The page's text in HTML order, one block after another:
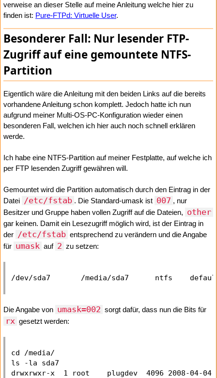
verweise an dieser Stelle auf meine Anleitung welche hier zu
finden ist: Pure-FTPd: Virtuelle User.
Besonderer Fall: Nur lesender FTP-
Zugriff auf eine gemountete NTFS-
Partition
Eigentlich wäre die Anleitung mit den beiden Links auf die bereits
vorhandene Anleitung schon komplett. Jedoch hatte ich nun
aufgrund meiner Multi-OS-PC-Konfiguration wieder einen
besonderen Fall, welchen ich hier auch noch schnell erklären
werde.
Ich habe eine NTFS-Partition auf meiner Festplatte, auf welche ich
per FTP lesenden Zugriff gewähren will.
Gemountet wird die Partition automatisch durch den Eintrag in der
Datei /etc/fstab . Die Standard-umask ist 007 , nur
Besitzer und Gruppe haben vollen Zugriff auf die Dateien, other
gar keinen. Damit ein Lesezugriff möglich wird, ist der Eintrag in
der /etc/fstab entsprechend zu verändern und die Angabe
für umask auf 2 zu setzen:
Die Angabe von umask=002 sorgt dafür, dass nun die Bits für
rx gesetzt werden:
cd /media/
ls -la sda7